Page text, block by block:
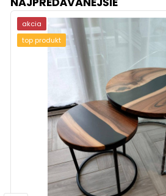
akcia
top produkt